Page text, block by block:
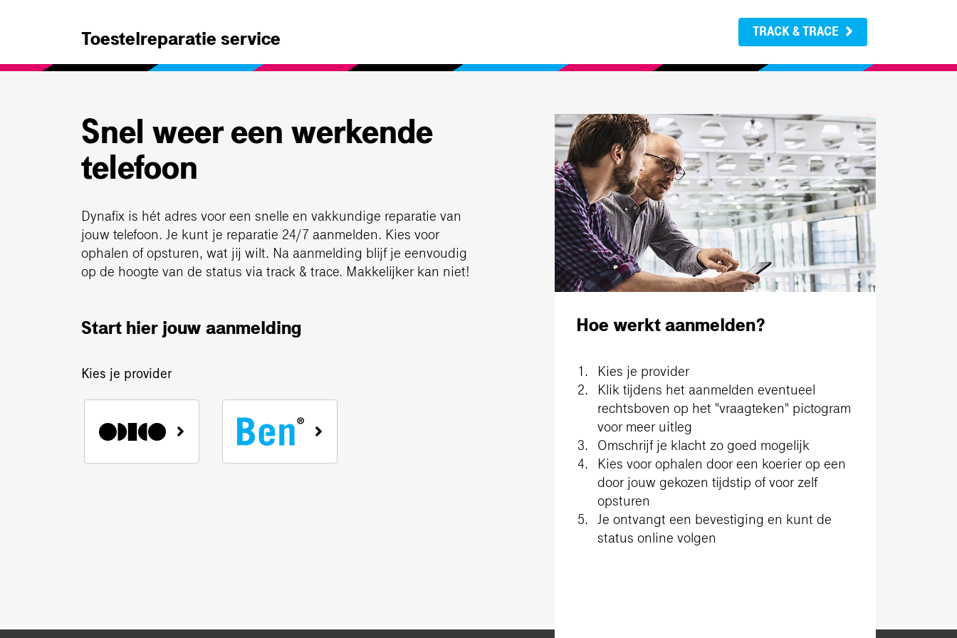
Toestelreparatie service
Snel weer een werkende
telefoon
Dynafix is hét adres voor een snelle en vakkundige reparatie van
jouw telefoon. Je kunt je reparatie 24/7 aanmelden. Kies voor
ophalen of opsturen, wat jij wilt. Na aanmelding blijf je eenvoudig
op de hoogte van de status via track & trace. Makkelijker kan niet!
Start hier jouw aanmelding
Kies je provider
Hoe werkt aanmelden?
Kies je provider
Klik tijdens het aanmelden eventueel
rechtsboven op het "vraagteken" pictogram
voor meer uitleg
Omschrijf je klacht zo goed mogelijk
Kies voor ophalen door een koerier op een
door jouw gekozen tijdstip of voor zelf
opsturen
Je ontvangt een bevestiging en kunt de
status online volgen
TRACK & TRACE